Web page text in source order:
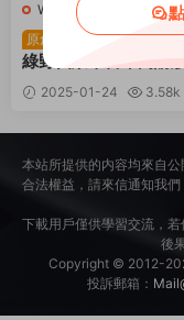
W-無敵劍域H5 W-無
手遊服務端
原創
三網H5遊戲【
綠野仙蹤平台币内購版
ux手工服務端+管理後
M授權後台+簡易安卓
2025-01-24
3.58k
本站所提供的内容均來自
合法權益，請來信通知我
下載用戶僅供學習交流，
後
Copyright © 2012-
投訴郵箱：